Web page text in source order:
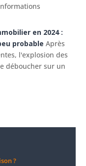
en 2024 :
probable Après
l'explosion des
déboucher sur un
?